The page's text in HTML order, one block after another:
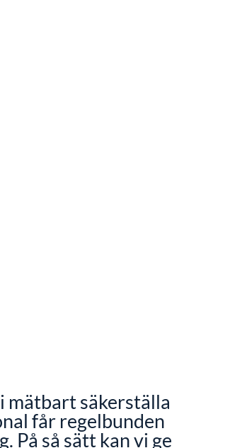
mätbart säkerställa
får regelbunden
På så sätt kan vi ge